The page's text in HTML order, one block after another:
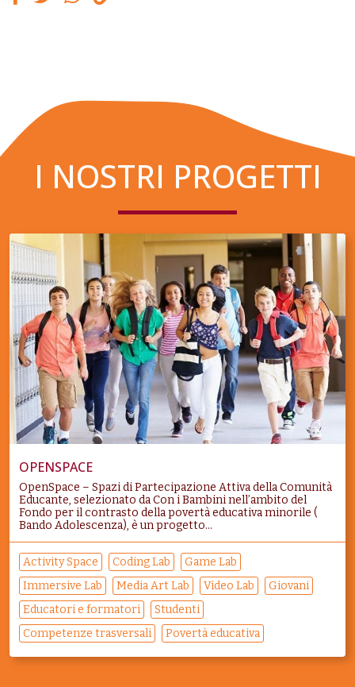
I NOSTRI PROGETTI
OPENSPACE
OpenSpace – Spazi di Partecipazione Attiva della Comunità
Educante, selezionato da Con i Bambini nell’ambito del
Fondo per il contrasto della povertà educativa minorile (
Bando Adolescenza), è un progetto...
Activity Space Coding Lab
Game Lab
Immersive Lab
Media Art Lab Video Lab
Giovani
Educatori e formatori
Studenti
Competenze trasversali
Povertà educativa